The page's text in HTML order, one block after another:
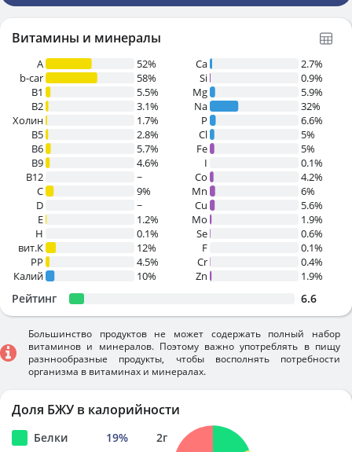
Витамины и минералы
A
52%
b-car
58%
В1
5.5%
B2
3.1%
Холин
1.7%
B5
2.8%
B6
5.7%
B9
4.6%
B12
~
C
9%
D
~
E
1.2%
H
0.1%
вит.К
12%
PP
4.5%
Калий
10%
Ca
2.7%
Si
0.9%
Mg
5.9%
Na
32%
P
6.6%
Cl
5%
Fe
5%
I
0.1%
Co
4.2%
Mn
6%
Cu
5.6%
Mo
1.9%
Se
0.6%
F
0.1%
Cr
0.4%
Zn
1.9%
Рейтинг 6.6
Большинство продуктов не может содержать полный набор
витаминов и минералов. Поэтому важно употреблять в пищу
разннообразные продукты, чтобы восполнять потребности
организма в витаминах и минералах.
Доля БЖУ в калорийности
Белки 19% 2г